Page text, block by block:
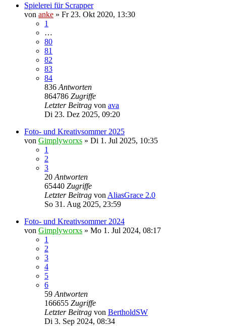
Spielerei für Scrapper
von anke » Fr 23. Okt 2020, 13:30
1
…
80
81
82
83
84
836 Antworten
864786 Zugriffe
Letzter Beitrag von ava
Di 23. Dez 2025, 09:20
Foto- und Kreativsommer 2025
von Gimplyworxs » Di 1. Jul 2025, 10:35
1
2
3
20 Antworten
65440 Zugriffe
Letzter Beitrag von AliasGrace 2.0
So 31. Aug 2025, 23:59
Foto- und Kreativsommer 2024
von Gimplyworxs » Mo 1. Jul 2024, 08:17
1
2
3
4
5
6
59 Antworten
166655 Zugriffe
Letzter Beitrag von BertholdSW
Di 3. Sep 2024, 08:34